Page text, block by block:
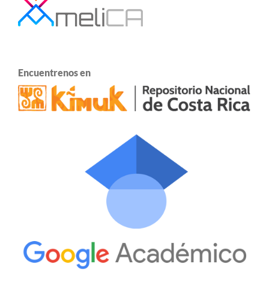
Encuentrenos en